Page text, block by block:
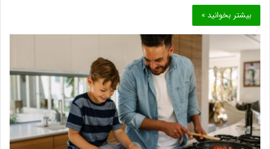
بیشتر بخوانید »